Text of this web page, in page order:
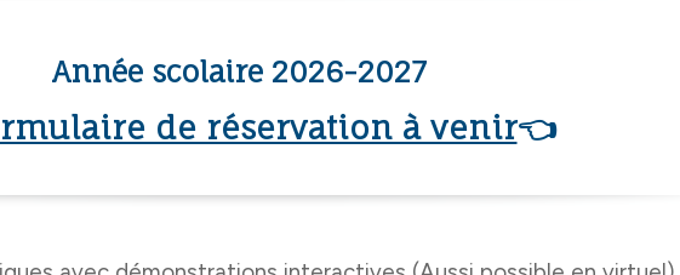
Année scolaire 2026-2027
de réservation à venir👈